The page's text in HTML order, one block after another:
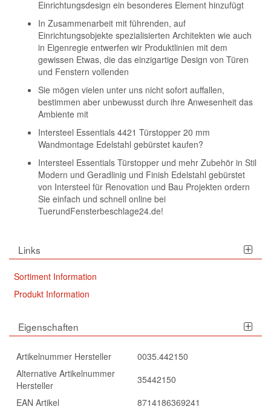
Einrichtungsdesign ein besonderes Element hinzufügt
In Zusammenarbeit mit führenden, auf
Einrichtungsobjekte spezialisierten Architekten wie auch
in Eigenregie entwerfen wir Produktlinien mit dem
gewissen Etwas, die das einzigartige Design von Türen
und Fenstern vollenden
Sie mögen vielen unter uns nicht sofort auffallen,
bestimmen aber unbewusst durch ihre Anwesenheit das
Ambiente mit
Intersteel Essentials 4421 Türstopper 20 mm
Wandmontage Edelstahl gebürstet kaufen?
Intersteel Essentials Türstopper und mehr Zubehör in Stil
Modern und Geradlinig und Finish Edelstahl gebürstet
von Intersteel für Renovation und Bau Projekten ordern
Sie einfach und schnell online bei
TuerundFensterbeschlage24.de!
Links
Sortiment Information
Produkt Information
Eigenschaften
Artikelnummer Hersteller
0035.442150
Alternative Artikelnummer
Hersteller
35442150
EAN Artikel
8714186369241